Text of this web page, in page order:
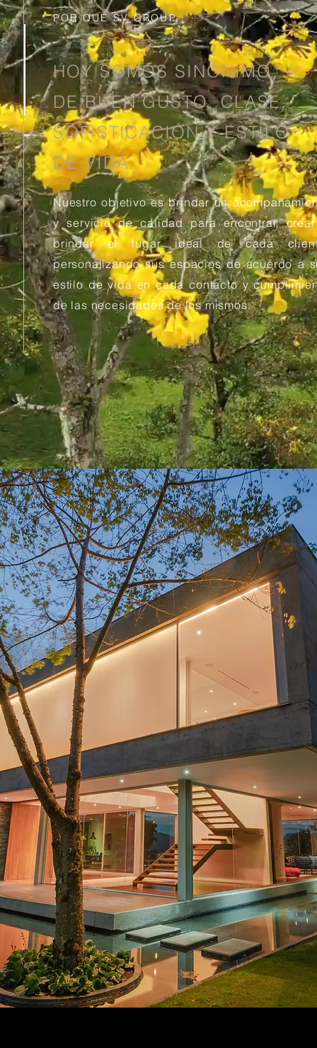
POR QUÉ SV GROUP
HOY SOMOS SINÓNIMO
DE BUEN GUSTO, CLASE,
SOFISTICACIÓN Y ESTILO
DE VIDA.
Nuestro objetivo es brindar un
y servicio de calidad para encontrar,
brindar el lugar ideal de cada
personalizando sus espacios de acuerdo a
estilo de vida en cada contacto y
de las necesidades de los mismos.